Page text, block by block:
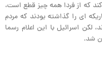
که از فردا همه چیز قطع است،
ای را گذاشته بودند که مردم
لکن اسرائیل با این اعلام رسما
شد.